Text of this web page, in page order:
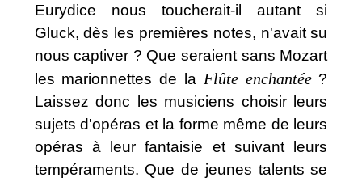
Eurydice nous toucherait-il autant si
Gluck, dès les premières notes, n'avait su
nous captiver ? Que seraient sans Mozart
les marionnettes de la Flûte enchantée?
Laissez donc les musiciens choisir leurs
sujets d'opéras et la forme même de leurs
opéras à leur fantaisie et suivant leurs
tempéraments. Que de jeunes talents se